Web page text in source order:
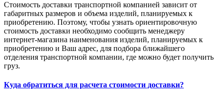
Стоимость доставки транспортной компанией зависит от
габаритных размеров и объема изделий, планируемых к
приобретению. Поэтому, чтобы узнать ориентировочную
стоимость доставки необходимо сообщить менеджеру
интернет-магазина наименования изделий, планируемых к
приобретению и Ваш адрес, для подбора ближайшего
отделения транспортной компании, где можно будет получить
груз.
Куда обратиться для расчета стоимости доставки?